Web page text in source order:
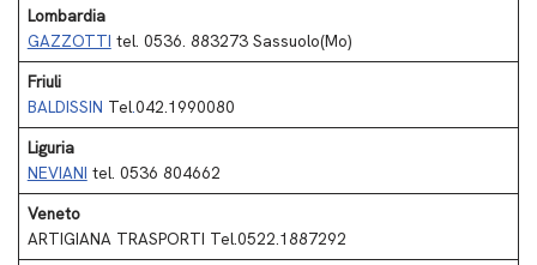
Lombardia
GAZZOTTI tel. 0536. 883273 Sassuolo(Mo)
Friuli
BALDISSIN Tel.042.1990080
Liguria
NEVIANI tel. 0536 804662
Veneto
ARTIGIANA TRASPORTI Tel.0522.1887292